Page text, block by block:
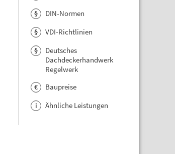
§ DIN-Normen
§ VDI-Richtlinien
§
Deutsches
Dachdeckerhandwerk
Regelwerk
€ Baupreise
i Ähnliche Leistungen